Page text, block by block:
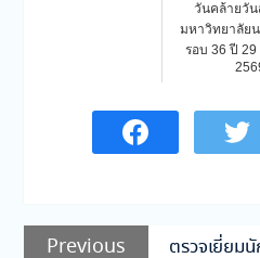
วันคล้ายวั
มหาวิทยาลัยน
รอบ 36 ปี
แนะแนว
Previous
Previous
ตรวจเยี่ยม